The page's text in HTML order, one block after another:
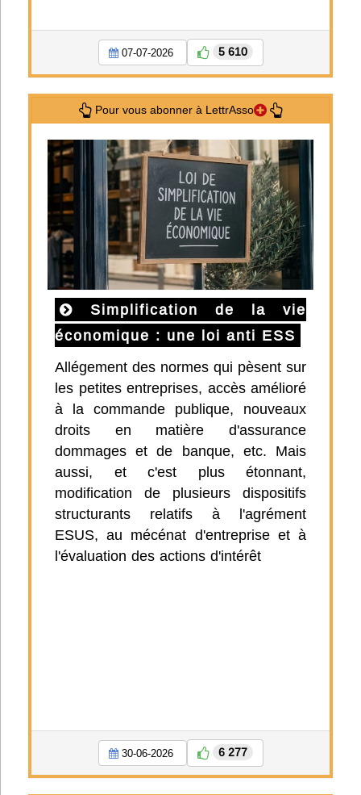
07-07-2026 5 610
Pour vous abonner à LettrAsso
Simplification de la vie
économique : une loi anti ESS
Allégement des normes qui pèsent sur
les petites entreprises, accès amélioré
à la commande publique, nouveaux
droits en matière d'assurance
dommages et de banque, etc. Mais
aussi, et c'est plus étonnant,
modification de plusieurs dispositifs
structurants relatifs à l'agrément
ESUS, au mécénat d'entreprise et à
l'évaluation des actions d'intérêt
30-06-2026 6 277